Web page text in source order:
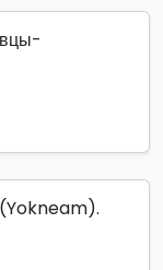
(Yokneam).